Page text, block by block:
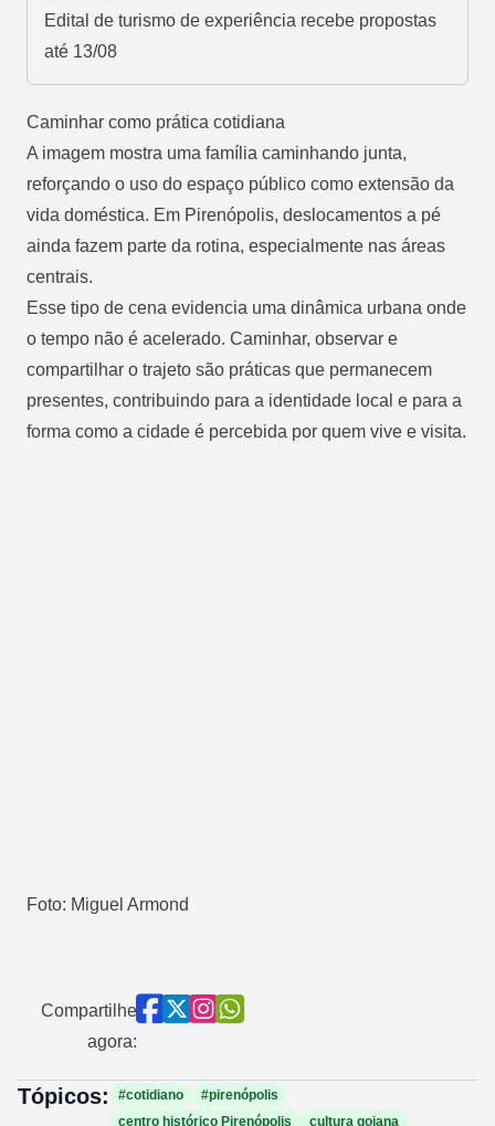
Edital de turismo de experiência recebe propostas
até 13/08
Caminhar como prática cotidiana
A imagem mostra uma família caminhando junta,
reforçando o uso do espaço público como extensão da
vida doméstica. Em Pirenópolis, deslocamentos a pé
ainda fazem parte da rotina, especialmente nas áreas
centrais.
Esse tipo de cena evidencia uma dinâmica urbana onde
o tempo não é acelerado. Caminhar, observar e
compartilhar o trajeto são práticas que permanecem
presentes, contribuindo para a identidade local e para a
forma como a cidade é percebida por quem vive e visita.
Foto: Miguel Armond
Compartilhe
agora:
Tópicos: #cotidiano
#pirenópolis
centro histórico Pirenópolis
cultura goiana